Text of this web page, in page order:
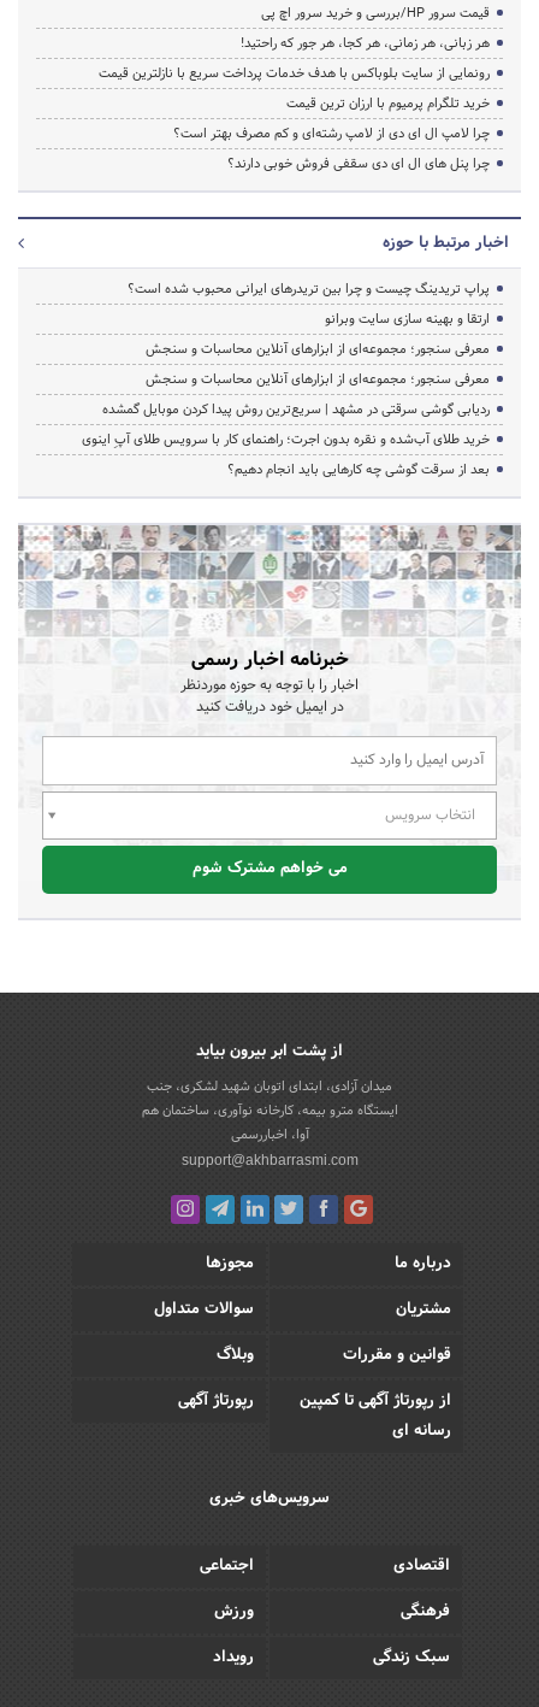
قیمت سرور HP/بررسی و خرید سرور اچ پی
هر زبانی، هر زمانی، هر کجا، هر جور که راحتید!
رونمایی از سایت بلوباکس با هدف خدمات پرداخت سریع با نازلترین قیمت
خرید تلگرام پرمیوم با ارزان ترین قیمت
چرا لامپ ال ای دی از لامپ رشته‌ای و کم مصرف بهتر است؟
چرا پنل های ال ای دی سقفی فروش خوبی دارند؟
اخبار مرتبط با حوزه
پراپ تریدینگ چیست و چرا بین تریدرهای ایرانی محبوب شده است؟
ارتقا و بهینه سازی سایت وبرانو
معرفی سنجور؛ مجموعه‌ای از ابزارهای آنلاین محاسبات و سنجش
معرفی سنجور؛ مجموعه‌ای از ابزارهای آنلاین محاسبات و سنجش
ردیابی گوشی سرقتی در مشهد | سریع‌ترین روش پیدا کردن موبایل گمشده
خرید طلای آب‌شده و نقره بدون اجرت؛ راهنمای کار با سرویس طلای آپِ اینوی
بعد از سرقت گوشی چه کارهایی باید انجام دهیم؟
خبرنامه اخبار رسمی
اخبار را با توجه به حوزه موردنظر
در ایمیل خود دریافت کنید
انتخاب سرویس
می خواهم مشترک شوم
از پشت ابر بیرون بیاید
میدان آزادی، ابتدای اتوبان شهید لشکری، جنب
ایستگاه مترو بیمه، کارخانه نوآوری، ساختمان هم
آوا، اخباررسمی
support@akhbarrasmi.com
درباره ما
مجوزها
مشتریان
سوالات متداول
قوانین و مقررات
وبلاگ
از رپورتاژ آگهی تا کمپین
رسانه ای
رپورتاژ آگهی
سرویس‌های خبری
اقتصادی
اجتماعی
فرهنگی
ورزش
سبک زندگی
رویداد